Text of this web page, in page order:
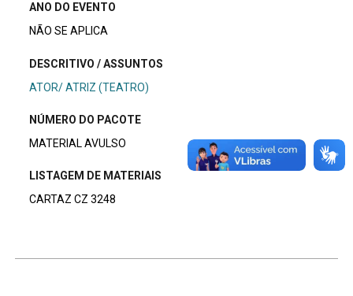
ANO DO EVENTO
NÃO SE APLICA
DESCRITIVO / ASSUNTOS
ATOR/ ATRIZ (TEATRO)
NÚMERO DO PACOTE
MATERIAL AVULSO
LISTAGEM DE MATERIAIS
CARTAZ CZ 3248